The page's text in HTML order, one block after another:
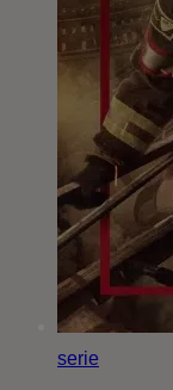
serie